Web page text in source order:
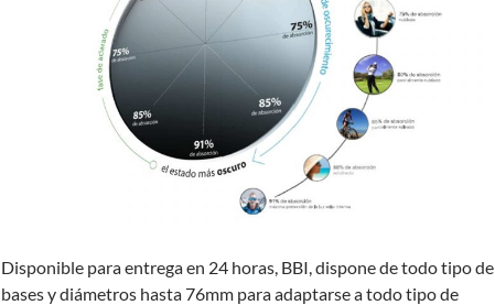
Disponible para entrega en 24 horas, BBI, dispone de todo tipo de
bases y diámetros hasta 76mm para adaptarse a todo tipo de